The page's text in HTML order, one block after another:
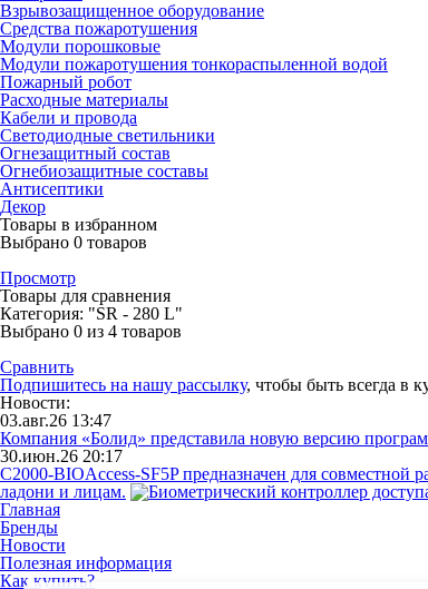
Взрывозащищенное оборудование
Средства пожаротушения
Модули порошковые
Модули пожаротушения тонкораспыленной водой
Пожарный робот
Расходные материалы
Кабели и провода
Светодиодные светильники
Огнезащитный состав
Огнебиозащитные составы
Антисептики
Декор
Товары в избранном
Выбрано 0 товаров
Просмотр
Товары для сравнения
Категория: "SR - 280 L"
Выбрано 0 из 4 товаров
Сравнить
Подпишитесь на нашу рассылку, чтобы быть всегда в
Новости:
03.авг.26 13:47
Компания «Болид» представила новую версию
30.июн.26 20:17
С2000-BIOAccess-SF5P предназначен для
ладони и лицам.
Главная
Бренды
Новости
Полезная информация
Как купить?